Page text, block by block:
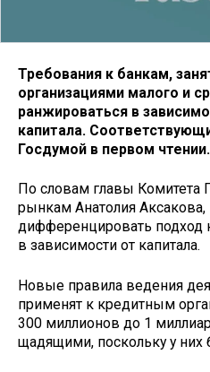
Требования к банкам,
организациями малого и
ранжироваться в
капитала.
Госдумой в первом чтении.
По словам главы
рынкам Анатолия
дифференцировать подход
в зависимости от капитала.
Новые правила ведения
применят к кредитным
300 миллионов до 1
щадящими, поскольку у них